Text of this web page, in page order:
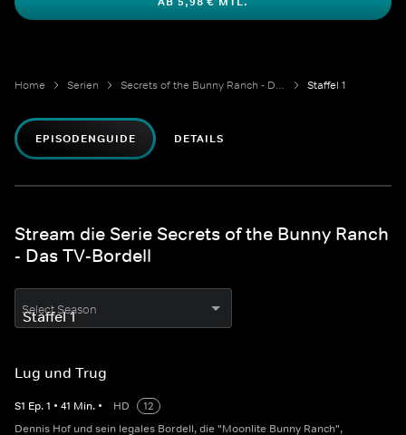
Home Serien Secrets of the Bunny Ranch - Das TV-Bordell Staffel 1
EPISODENGUIDE DETAILS
Stream die Serie Secrets of the Bunny Ranch
- Das TV-Bordell
Select Season
Lug und Trug
S1 Ep.1 • 41 Min. • HD
12
Dennis Hof und sein legales Bordell, die "Moonlite Bunny Ranch",